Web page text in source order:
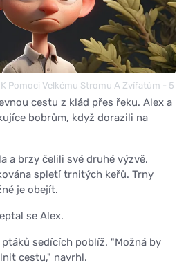
Pomoci Velkému Stromu A Zvířatům - 5
cestu z klád přes řeku. Alex a
bobrům, když dorazili na
a brzy čelili své druhé výzvě.
spletí trnitých keřů. Trny
je obejít.
se Alex.
sedících poblíž. "Možná by
cestu," navrhl.